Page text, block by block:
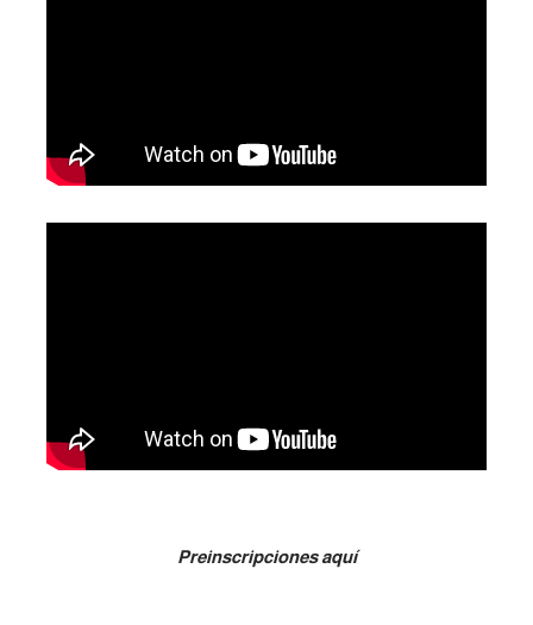
Preinscripciones aquí